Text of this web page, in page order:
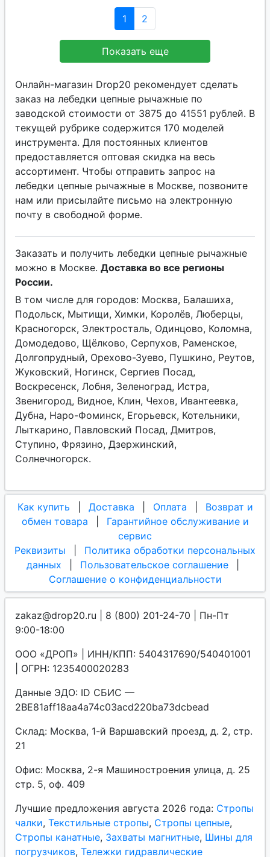
1 2
Показать еще
Онлайн-магазин Drop20 рекомендует сделать
заказ на лебедки цепные рычажные по
заводской стоимости от 3875 до 41551 рублей. В
текущей рубрике содержится 170 моделей
инструмента. Для постоянных клиентов
предоставляется оптовая скидка на весь
ассортимент. Чтобы отправить запрос на
лебедки цепные рычажные в Москве, позвоните
нам или присылайте письмо на электронную
почту в свободной форме.
Заказать и получить лебедки цепные рычажные
можно в Москве. Доставка во все регионы
России.
В том числе для городов: Москва, Балашиха,
Подольск, Мытищи, Химки, Королёв, Люберцы,
Красногорск, Электросталь, Одинцово, Коломна,
Домодедово, Щёлково, Серпухов, Раменское,
Долгопрудный, Орехово-Зуево, Пушкино, Реутов,
Жуковский, Ногинск, Сергиев Посад,
Воскресенск, Лобня, Зеленоград, Истра,
Звенигород, Видное, Клин, Чехов, Ивантеевка,
Дубна, Наро-Фоминск, Егорьевск, Котельники,
Лыткарино, Павловский Посад, Дмитров,
Ступино, Фрязино, Дзержинский,
Солнечногорск.
Как купить Доставка Оплата
Возврат и
обмен товара
Гарантийное обслуживание и
сервис
Реквизиты
Политика обработки персональных
данных
Пользовательское соглашение
Соглашение о конфиденциальности
zakaz@drop20.ru | 8 (800) 201-24-70 | Пн-Пт
9:00-18:00
ООО «ДРОП» | ИНН/КПП: 5404317690/540401001
| ОГРН: 1235400020283
Данные ЭДО: ID СБИС —
2BE81aff18aa4a74c03acd220ba73dcbead
Склад: Москва, 1-й Варшавский проезд, д. 2, стр.
21
Офис: Москва, 2-я Машиностроения улица, д. 25
стр. 5, оф. 409
Лучшие предложения августа 2026 года: Стропы
чалки, Текстильные стропы, Стропы цепные,
Стропы канатные, Захваты магнитные, Шины для
погрузчиков, Тележки гидравлические